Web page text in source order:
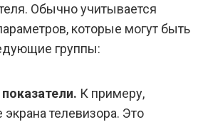
Обычно учитывается
которые могут быть
группы:
К примеру,
телевизора. Это